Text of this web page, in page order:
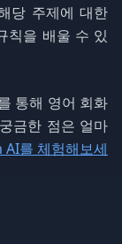
당 주제에 대한
칙을 배울 수 있
통해 영어 회화
금한 점은 얼마
AI를 체험해보세